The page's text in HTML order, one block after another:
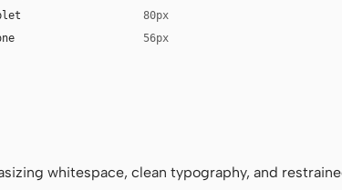
80px
56px
whitespace, clean typography, and